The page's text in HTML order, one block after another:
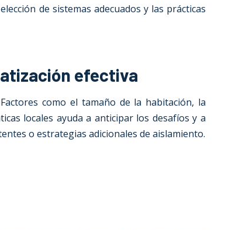
de sistemas adecuados y las prácticas
efectiva
como el tamaño de la habitación, la
locales ayuda a anticipar los desafíos y a
o estrategias adicionales de aislamiento.